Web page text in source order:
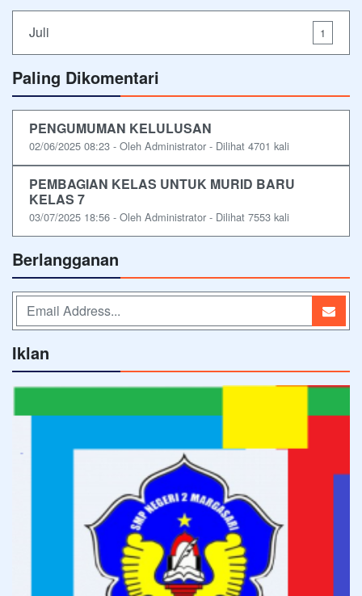
Juli 1
Paling Dikomentari
PENGUMUMAN KELULUSAN
02/06/2025 08:23 - Oleh Administrator - Dilihat 4701 kali
PEMBAGIAN KELAS UNTUK MURID BARU
KELAS 7
03/07/2025 18:56 - Oleh Administrator - Dilihat 7553 kali
Berlangganan
Iklan